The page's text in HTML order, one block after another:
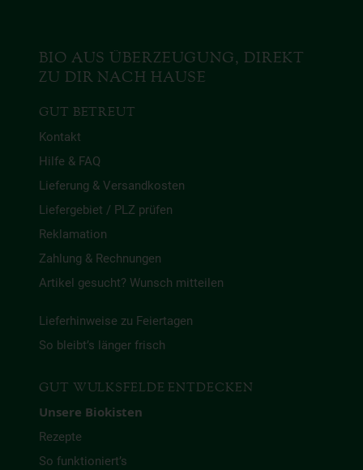
BIO AUS ÜBERZEUGUNG, DIREKT
ZU DIR NACH HAUSE
GUT BETREUT
Kontakt
Hilfe & FAQ
Lieferung & Versandkosten
Liefergebiet / PLZ prüfen
Reklamation
Zahlung & Rechnungen
Artikel gesucht? Wunsch mitteilen
Lieferhinweise zu Feiertagen
So bleibt’s länger frisch
GUT WULKSFELDE ENTDECKEN
Unsere Biokisten
Rezepte
So funktioniert’s